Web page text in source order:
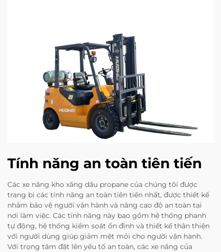
Tính năng an toàn tiên tiến
Các xe nâng kho xăng dầu propane của chúng tôi được
trang bị các tính năng an toàn tiên tiến nhất, được thiết kế
nhằm bảo vệ người vận hành và nâng cao độ an toàn tại
nơi làm việc. Các tính năng này bao gồm hệ thống phanh
tự động, hệ thống kiểm soát ổn định và thiết kế thân thiện
với người dùng giúp giảm mệt mỏi cho người vận hành.
Với trọng tâm đặt lên yếu tố an toàn, các xe nâng của